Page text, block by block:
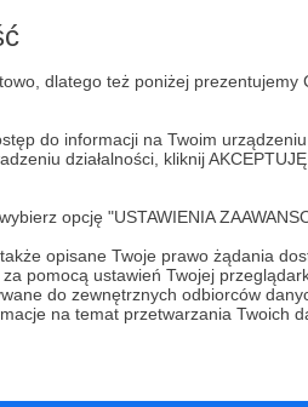
dlatego też poniżej prezentujemy
do informacji na Twoim
działalności, kliknij
opcję "USTAWIENIA
opisane Twoje prawo żądania
pomocą ustawień Twojej
do zewnętrznych odbiorców
na temat przetwarzania Twoich
jest ich wsparcie, tym
- na rzecz
na które przeznaczałem
po to, by w maju móc
na rok mogę traktować to
stają się moimi
- to dzięki nim
więcej, niż pasję.